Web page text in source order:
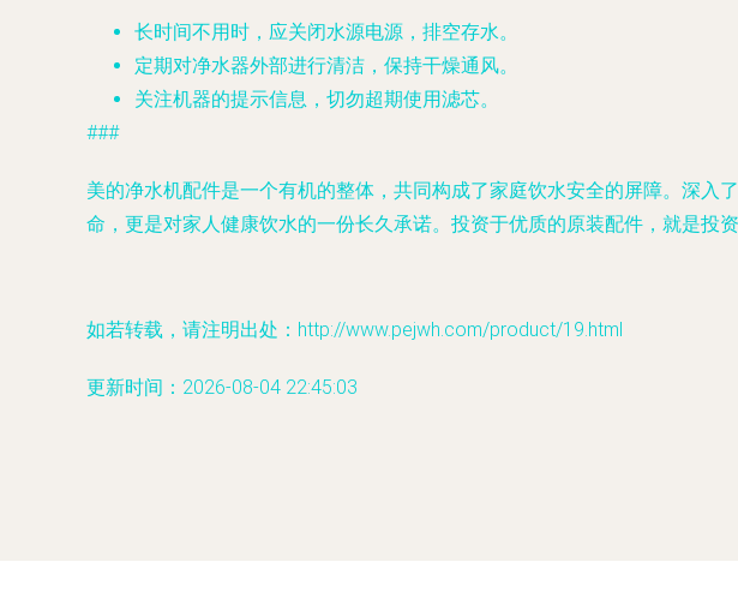
长时间不用时，应关闭水源电源，排空存水。
定期对净水器外部进行清洁，保持干燥通风。
关注机器的提示信息，切勿超期使用滤芯。
###
美的净水机配件是一个有机的整体，共同构成了家庭饮水安全的屏障。深
命，更是对家人健康饮水的一份长久承诺。投资于优质的原装配件，就是投
如若转载，请注明出处：http://www.pejwh.com/product/19.html
更新时间：2026-08-04 22:45:03